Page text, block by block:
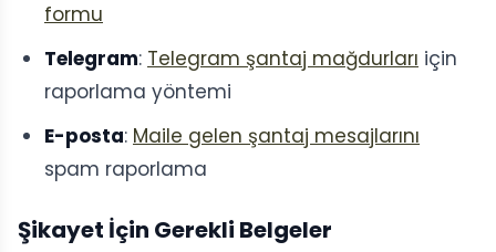
formu
Telegram: Telegram şantaj mağdurları için
raporlama yöntemi
E-posta: Maile gelen şantaj mesajlarını
spam raporlama
Şikayet İçin Gerekli Belgeler